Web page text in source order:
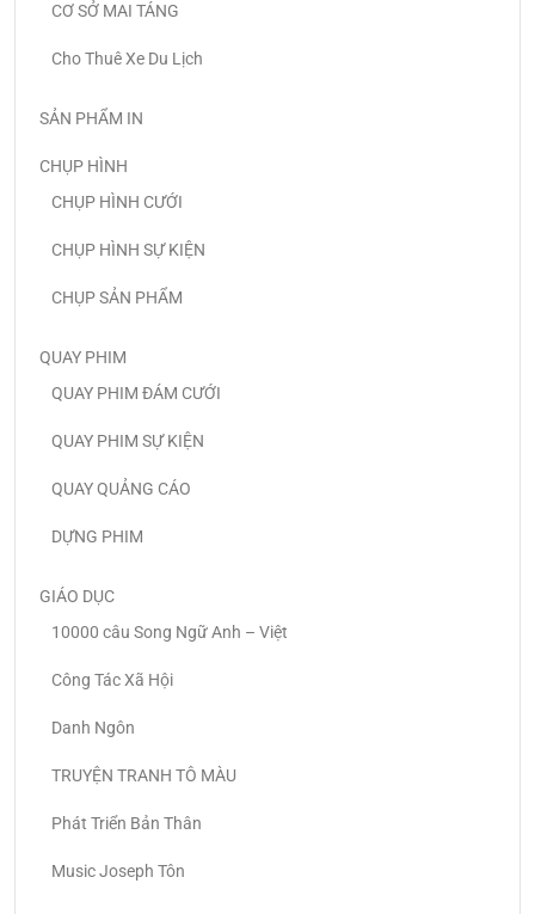
CƠ SỞ MAI TÁNG
Cho Thuê Xe Du Lịch
SẢN PHẨM IN
CHỤP HÌNH
CHỤP HÌNH CƯỚI
CHỤP HÌNH SỰ KIỆN
CHỤP SẢN PHẨM
QUAY PHIM
QUAY PHIM ĐÁM CƯỚI
QUAY PHIM SỰ KIỆN
QUAY QUẢNG CÁO
DỰNG PHIM
GIÁO DỤC
10000 câu Song Ngữ Anh – Việt
Công Tác Xã Hội
Danh Ngôn
TRUYỆN TRANH TÔ MÀU
Phát Triển Bản Thân
Music Joseph Tôn